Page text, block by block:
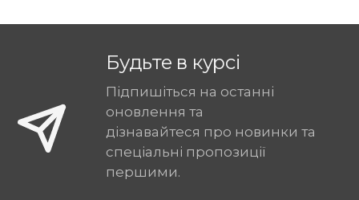
Будьте в курсі
Підпишіться на останні
оновлення та
дізнавайтеся про новинки та
спеціальні пропозиції
першими.